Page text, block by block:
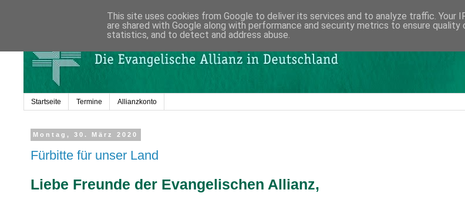
Startseite Termine Allianzkonto
Montag, 30. März 2020
Fürbitte für unser Land
Liebe Freunde der Evangelischen Allianz,
This site uses cookies from Google to deliver its services and to analyze traffic. Your
are shared with Google along with performance and security metrics to ensure quality
statistics, and to detect and address abuse.